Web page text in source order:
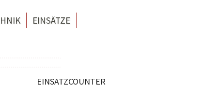
EINSÄTZE
EINSATZCOUNTER